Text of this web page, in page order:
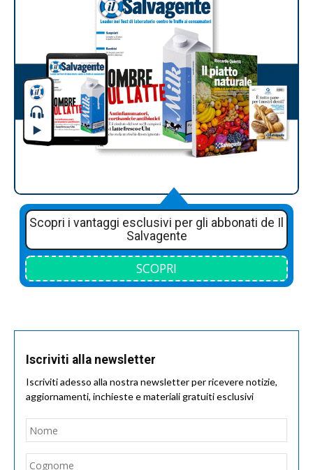
Scopri i vantaggi esclusivi per gli abbonati de Il
Salvagente
SCOPRI
Iscriviti alla newsletter
Iscriviti adesso alla nostra newsletter per ricevere notizie,
aggiornamenti, inchieste e materiali gratuiti esclusivi
Nome